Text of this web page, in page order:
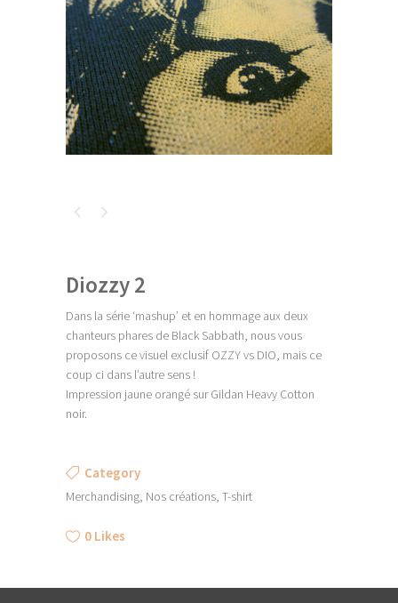
Diozzy 2
Dans la série ‘mashup’ et en hommage aux deux
chanteurs phares de Black Sabbath, nous vous
proposons ce visuel exclusif OZZY vs DIO, mais ce
coup ci dans l’autre sens !
Impression jaune orangé sur Gildan Heavy Cotton
noir.
Category
Merchandising, Nos créations, T-shirt
0 Likes